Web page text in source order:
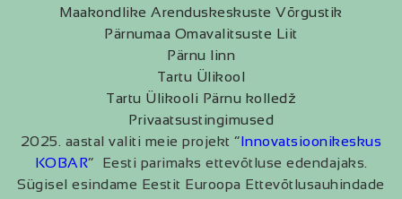
Maakondlike Arenduskeskuste Võrgustik
Pärnumaa Omavalitsuste Liit
Pärnu linn
Tartu Ülikool
Tartu Ülikooli Pärnu kolledž
Privaatsustingimused
2025. aastal valiti meie projekt “Innovatsioonikeskus
KOBAR” Eesti parimaks ettevõtluse edendajaks.
Sügisel esindame Eestit Euroopa Ettevõtlusauhindade